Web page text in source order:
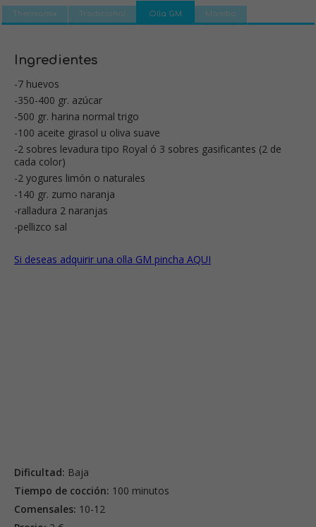
Thermomix Tradicional Olla GM Mambo
Ingredientes
-7 huevos
-350-400 gr. azúcar
-500 gr. harina normal trigo
-100 aceite girasol u oliva suave
-2 sobres levadura tipo Royal ó 3 sobres gasificantes (2 de
cada color)
-2 yogures limón o naturales
-140 gr. zumo naranja
-ralladura 2 naranjas
-pellizco sal
Si deseas adquirir una olla GM pincha AQUI
Dificultad: Baja
Tiempo de cocción: 100 minutos
Comensales: 10-12